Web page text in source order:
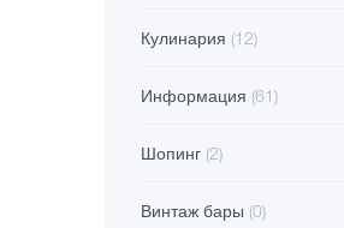
Кулинария (12)
Информация (61)
Шопинг (2)
Винтаж бары (0)